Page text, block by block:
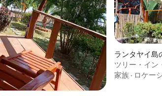
4.8つ星の平均評価
ランタヤイ島
ツリー・イン
ンガロー2 シ
家族 · ロケー